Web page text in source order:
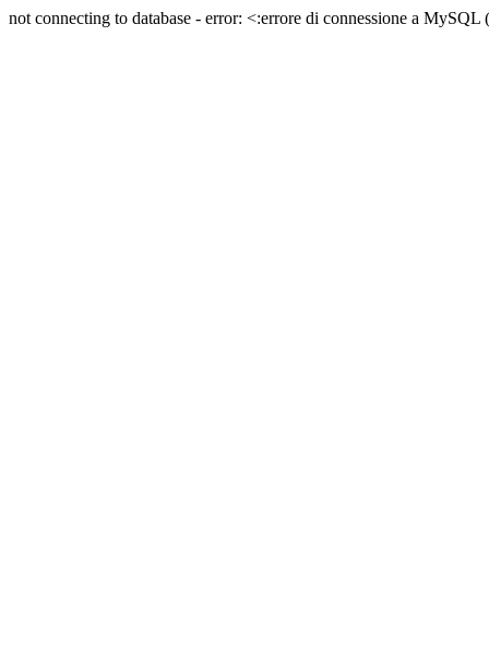
not connecting to database - error: <:errore di connessione a MySQL